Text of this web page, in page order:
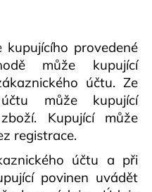
kupujícího provedené
může kupující
účtu. Ze
může kupující
Kupující může
registrace.
účtu a při
povinen uvádět